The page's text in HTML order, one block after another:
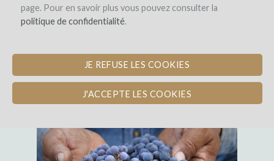
page. Pour en savoir plus vous pouvez consulter la
politique de confidentialité.
JE REFUSE LES COOKIES
J'ACCEPTE LES COOKIES
Bienvenue sur
LA PREMIÈRE PLATEFORME DE
CROWDFUNDING EXPERTE DU VIN